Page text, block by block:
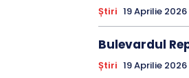
Știri 19 Aprilie 2026
Bulevardul
Știri 19 Aprilie 2026